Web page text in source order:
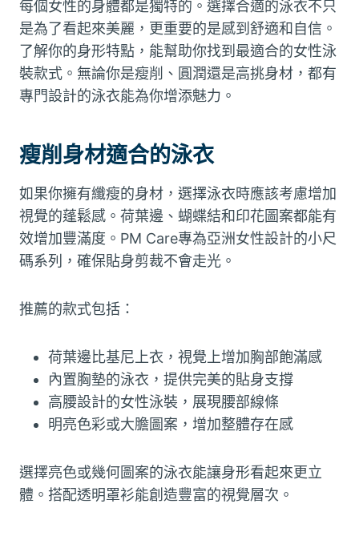
每個女性的身體都是獨特的。選擇合適的泳衣不只
是為了看起來美麗，更重要的是感到舒適和自信。
了解你的身形特點，能幫助你找到最適合的女性泳
裝款式。無論你是瘦削、圓潤還是高挑身材，都有
專門設計的泳衣能為你增添魅力。
瘦削身材適合的泳衣
如果你擁有纖瘦的身材，選擇泳衣時應該考慮增加
視覺的蓬鬆感。荷葉邊、蝴蝶結和印花圖案都能有
效增加豐滿度。PM Care專為亞洲女性設計的小尺
碼系列，確保貼身剪裁不會走光。
推薦的款式包括：
荷葉邊比基尼上衣，視覺上增加胸部飽滿感
內置胸墊的泳衣，提供完美的貼身支撐
高腰設計的女性泳裝，展現腰部線條
明亮色彩或大膽圖案，增加整體存在感
選擇亮色或幾何圖案的泳衣能讓身形看起來更立
體。搭配透明罩衫能創造豐富的視覺層次。